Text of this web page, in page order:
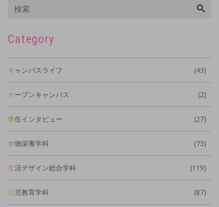
Category
キャンパスライフ (43)
オープンキャンパス (2)
学生インタビュー (27)
食物栄養学科 (73)
生活デザイン総合学科 (119)
幼児教育学科 (87)